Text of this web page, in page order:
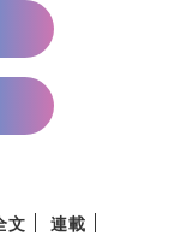
文
連載